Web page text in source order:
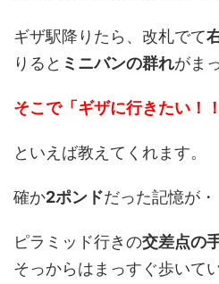
ギザ駅降りたら、改札でて
りると ミニバンの群れがま
そこで「ギザに行きたい！！
といえば教えてくれます。
確か2ポンドだった記憶が・
ピラミッド行きの交差点の
そっからはまっすぐ歩いて